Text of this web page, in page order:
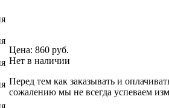
Цена: 860 руб.
Нет в наличии
Перед тем как заказывать и
сожалению мы не всегда успеваем